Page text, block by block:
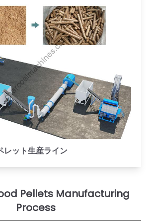
レット生産ライン